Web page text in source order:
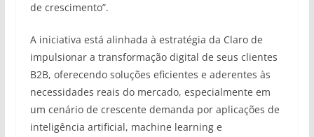
de crescimento”.
A iniciativa está alinhada à estratégia da Claro de
impulsionar a transformação digital de seus clientes
B2B, oferecendo soluções eficientes e aderentes às
necessidades reais do mercado, especialmente em
um cenário de crescente demanda por aplicações de
inteligência artificial, machine learning e